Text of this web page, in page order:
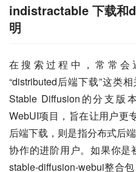
indistractable 下载和
明
在搜索过程中，常常会
“distributed后端下载”这类
Stable Diffusion的分支版
WebUI项目，旨在让用户更
后端下载，则是指分布式后
协作的进阶用户。如果你是
stable-diffusion-webui整合